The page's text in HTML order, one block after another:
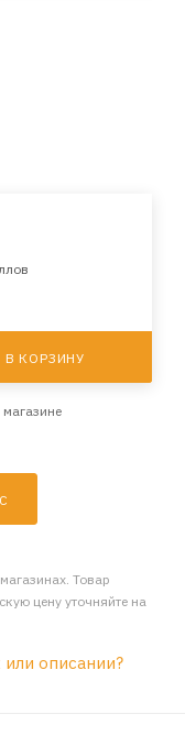
В КОРЗИНУ
Товар
цену уточняйте на
описании?